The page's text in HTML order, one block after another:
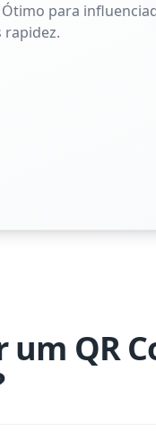
para
rapidez.
QR